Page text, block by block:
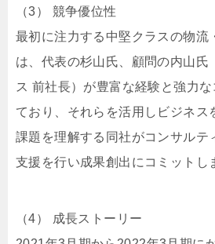
（3） 競争優位性
最初に注力する中堅クラスの物流
は、代表の杉山氏、顧問の内山氏
ス 前社長）が豊富な経験と強力
ており、それらを活用しビジネス
課題を理解する同社がコンサルテ
支援を行い成果創出にコミットし
（4） 成長ストーリー